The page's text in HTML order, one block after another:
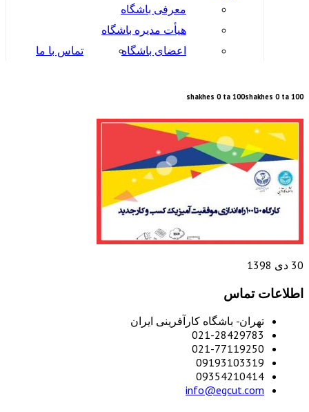
معرفی باشگاه
هیأت مدیره باشگاه
اعضای باشگاه
تماس با ما
shakhes 0 ta 100
shakhes 0 ta 100
30 دی 1398
اطلاعات تماس
تهران- باشگاه کارآفرینی ایران
021-28429783
021-77119250
09193103319
09354210414
info@egcut.com